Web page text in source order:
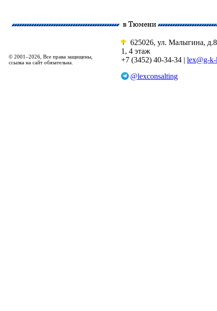
© 2001–2026, Все права защищены,
ссылка на сайт обязательна.
625026, ул. Малыгина,
1, 4 этаж
+7 (3452) 40-34-34 | lex@g-
@lexconsalting